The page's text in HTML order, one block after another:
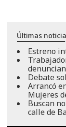
Últimas
Estreno
Debate
Arrancó
Mujeres
Buscan
calle de